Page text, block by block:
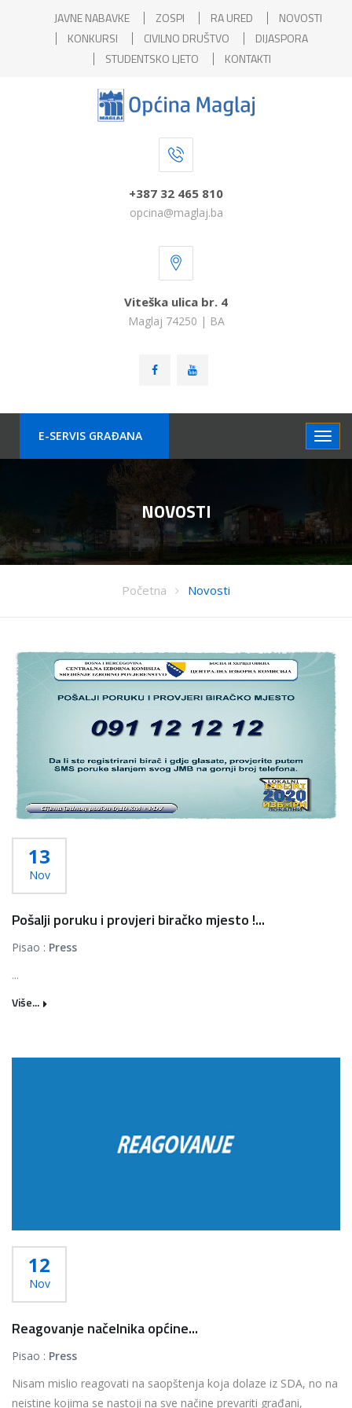
JAVNE NABAVKE ZOSPI RA URED
NOVOSTI
KONKURSI
CIVILNO DRUŠTVO
DIJASPORA
STUDENTSKO LJETO
KONTAKTI
+387 32 465 810
opcina@maglaj.ba
Viteška ulica br. 4
Maglaj 74250 | BA
E-SERVIS GRAÐANA
NOVOSTI
Početna Novosti
13
Nov
Pošalji poruku i provjeri biračko mjesto !...
Pisao : Press
...
Više...
12
Nov
Reagovanje načelnika općine...
Pisao : Press
Nisam mislio reagovati na saopštenja koja dolaze iz SDA, no na
neistine kojima se nastoji na sve načine prevariti građani,